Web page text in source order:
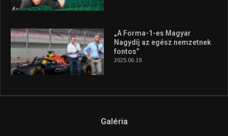
„A Forma-1-es Magyar
Nagydíj az egész nemzetnek
fontos”
2025.06.19.
Galéria